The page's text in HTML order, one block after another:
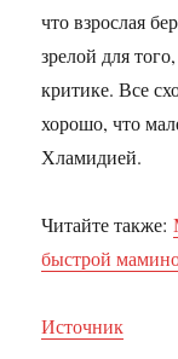
что взрослая
зрелой для
критике. Все
хорошо, что
Хламидией.
Читайте также:
быстрой
Источник